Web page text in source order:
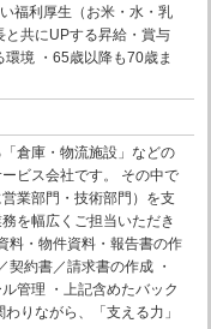
福利厚生（お米・水・乳
と共にUPする昇給・賞与
境 ・65歳以降も70歳ま
倉庫・物流施設」などの
ビス会社です。 その中で
業部門・技術部門）を支
を幅広くご担当いただき
料・物件資料・報告書の作
契約書／請求書の作成 ・
管理 ・上記含めたバック
りながら、「支える力」